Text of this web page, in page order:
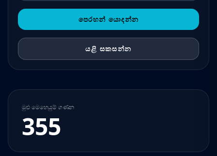
පෙරහන් යොදන්න
යළි සකසන්න
මුළු මෙහෙයුම් ගණන
355